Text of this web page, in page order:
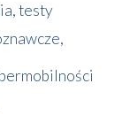
testy